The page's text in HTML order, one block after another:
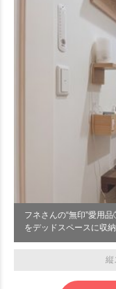
フネさんの“無印”愛用
をデッドスペースに収
縦